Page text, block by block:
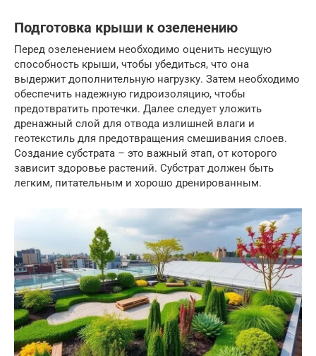
Подготовка крыши к озеленению
Перед озеленением необходимо оценить несущую
способность крыши, чтобы убедиться, что она
выдержит дополнительную нагрузку. Затем необходимо
обеспечить надежную гидроизоляцию, чтобы
предотвратить протечки. Далее следует уложить
дренажный слой для отвода излишней влаги и
геотекстиль для предотвращения смешивания слоев.
Создание субстрата – это важный этап, от которого
зависит здоровье растений. Субстрат должен быть
легким, питательным и хорошо дренированным.